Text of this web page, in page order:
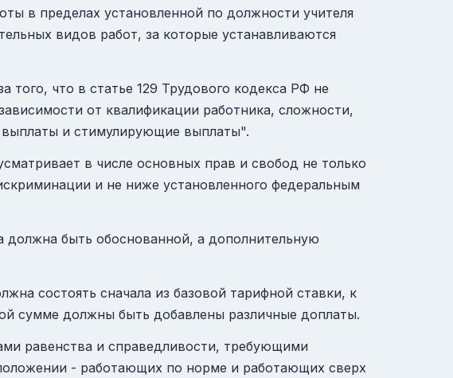
в пределах установленной по должности учителя
видов работ, за которые устанавливаются
что в статье 129 Трудового кодекса РФ не
от квалификации работника, сложности,
выплаты и стимулирующие выплаты".
в числе основных прав и свобод не только
и не ниже установленного федеральным
быть обоснованной, а дополнительную
состоять сначала из базовой тарифной ставки, к
сумме должны быть добавлены различные доплаты.
равенства и справедливости, требующими
- работающих по норме и работающих сверх